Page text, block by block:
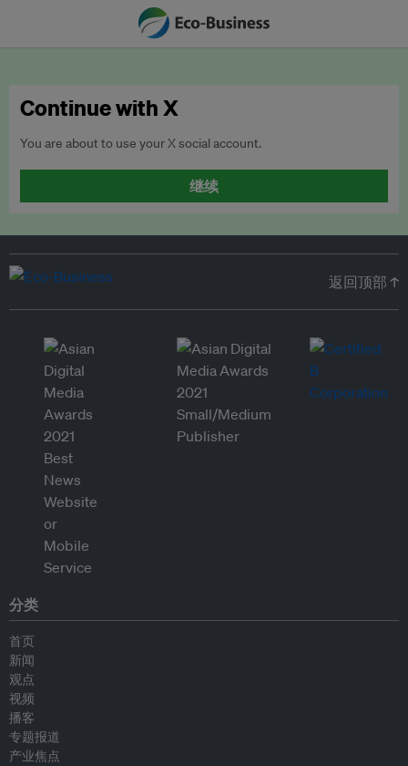
Continue with X
You are about to use your X social account.
继续
返回顶部 ↑
分类
首页
新闻
观点
视频
播客
专题报道
产业焦点